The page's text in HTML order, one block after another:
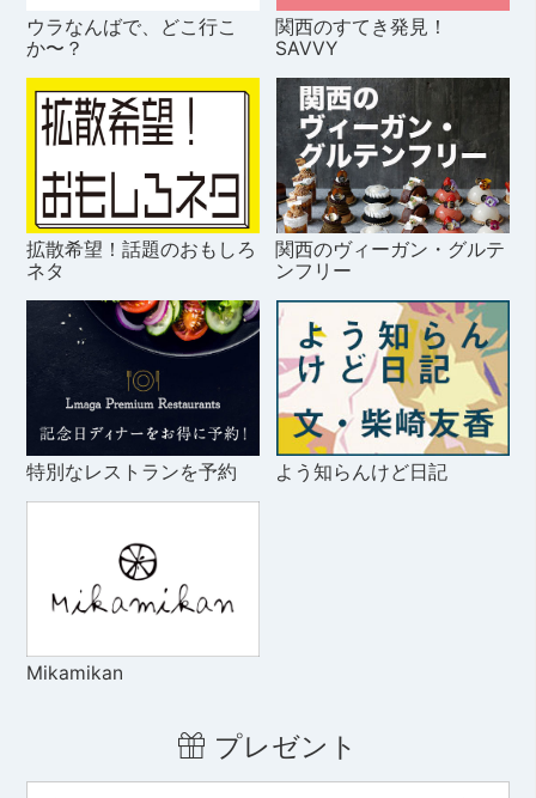
ウラなんばで、どこ行こ
か〜？
関西のすてき発見！
SAVVY
拡散希望！話題のおもしろ
ネタ
関西のヴィーガン・グルテ
ンフリー
特別なレストランを予約 よう知らんけど日記
Mikamikan
プレゼント